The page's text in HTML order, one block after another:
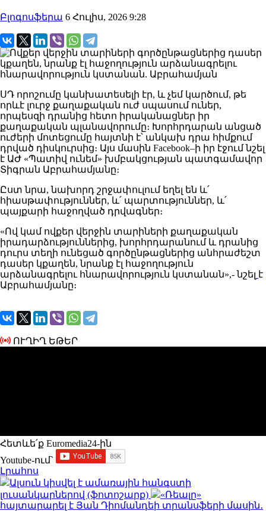
Բլոգոսֆերա 6 Հուլիս, 2026 9:28
ՍԴ որոշումը կանխատեսելի էր, և չեմ կարծում, թե
որևէ լուրջ քաղաքական ուժ սպասում ուներ,
որպեսզի դրանից հետո իրականացներ իր
քաղաքական պլանավորումը։ Խորհրդարան անցած
ուժերի մոտեցումը հայտնի է՝ անկախ դրա հիմքում
դրված դիսկուրսից։ Այս մասին Facebook–ի իր էջում նշել
է ԱԺ «Պատիվ ունեմ» խմբակցության պատգամավոր
Տիգրան Աբրահամյանը։
Ըստ նրա, նախորդ շրջափուլում եղել են և՛
հիասթափություններ, և՛ պարտություններ, և՛
պայքարի հաջողված դրվագներ։
«Ով կամ ովքեր վերջին տարիների քաղաքական
իրադարձություններից, խորհրդարանում և դրանից
դուրս տեղի ունեցած գործընթացներից անհրաժեշտ
դասեր կքաղեն, նրանք էլ հաջողություն
արձանագրելու հնարավորություն կստանան»,- նշել է
Աբրահամյանը։
ՈՒՂԻՂ ԵԹԵՐ
Հետևե՛ք Euromedia24-ին
Youtube-ում`
Լրահոս
Ալսուն կիսվել է ամառային հանգստի
լուսանկարներով (ֆոտոշարք)
«Ռեալը»
հայտարարել է Յան Դիոմանդեի տրանսֆերի մասին․